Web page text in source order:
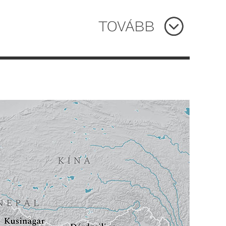
TOVÁBB